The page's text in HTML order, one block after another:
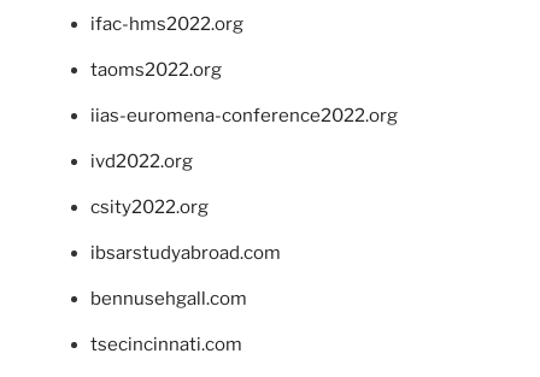
ifac-hms2022.org
taoms2022.org
iias-euromena-conference2022.org
ivd2022.org
csity2022.org
ibsarstudyabroad.com
bennusehgall.com
tsecincinnati.com